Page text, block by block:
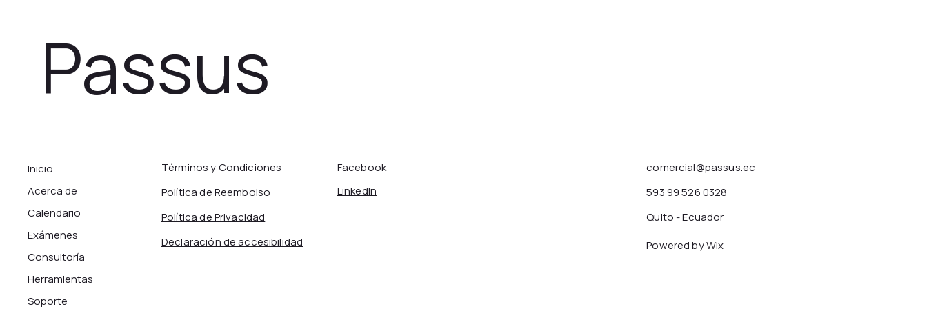
Passus
Inicio
Acerca de
Calendario
Exámenes
Consultoría
Herramientas
Soporte
Términos y Condiciones
Política de Reembolso
Política de Privacidad
Declaración de accesibilidad
Facebook
LinkedIn
comercial@passus.ec
593 99 526 0328
Quito - Ecuador
Powered by Wix